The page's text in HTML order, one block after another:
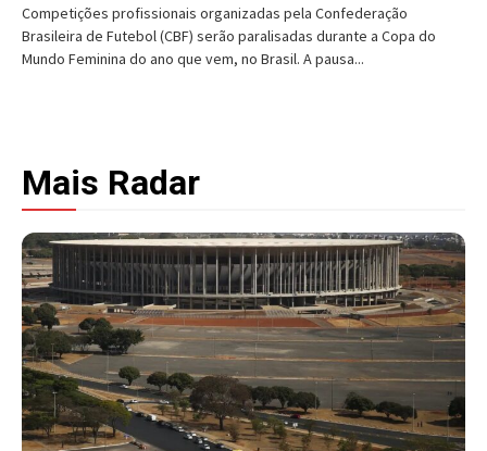
Competições profissionais organizadas pela Confederação
Brasileira de Futebol (CBF) serão paralisadas durante a Copa do
Mundo Feminina do ano que vem, no Brasil. A pausa...
Mais Radar